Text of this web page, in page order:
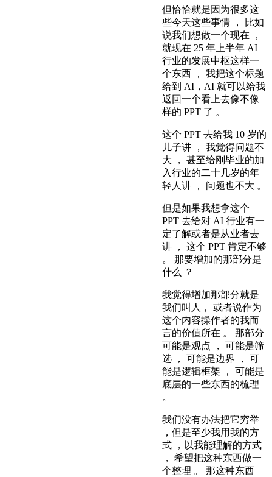
但恰恰就是因为很多这
些今天这些事情 ， 比如
说我们想做一个现在 ，
就现在 25 年上半年 AI
行业的发展中枢这样一
个东西 ， 我把这个标题
给到 AI，AI 就可以给我
返回一个看上去像不像
样的 PPT 了 。
这个 PPT 去给我 10 岁的
儿子讲 ， 我觉得问题不
大 ， 甚至给刚毕业的加
入行业的二十几岁的年
轻人讲 ， 问题也不大 。
但是如果我想拿这个
PPT 去给对 AI 行业有一
定了解或者是从业者去
讲 ， 这个 PPT 肯定不够
。 那要增加的那部分是
什么 ？
我觉得增加那部分就是
我们叫人， 或者说作为
这个内容操作者的我而
言的价值所在 。 那部分
可能是观点 ， 可能是筛
选 ， 可能是边界 ， 可
能是逻辑框架 ， 可能是
底层的一些东西的梳理
。
我们没有办法把它穷举
，但是至少我用我的方
式 ，以我能理解的方式
， 希望把这种东西做一
个整理 。 那这种东西